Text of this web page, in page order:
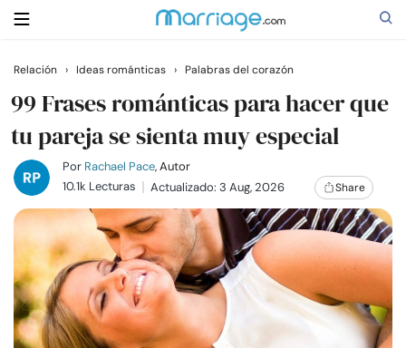
Buscar
Casarse
Relaciones
Familia
Ayuda
Relación › Ideas románticas › Palabras del corazón
99 Frases románticas para hacer que
tu pareja se sienta muy especial
Por Rachael Pace, Autor
10.1k Lecturas
Actualizado: 3 Aug, 2026 Share